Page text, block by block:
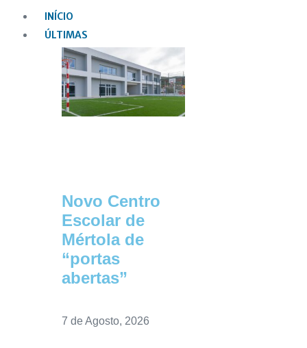
INÍCIO
ÚLTIMAS
Novo Centro
Escolar de
Mértola de
“portas
abertas”
7 de Agosto, 2026